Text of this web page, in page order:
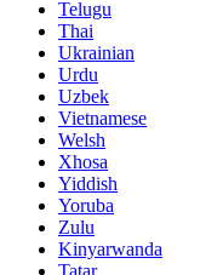
Telugu
Thai
Ukrainian
Urdu
Uzbek
Vietnamese
Welsh
Xhosa
Yiddish
Yoruba
Zulu
Kinyarwanda
Tatar